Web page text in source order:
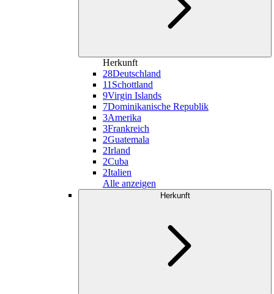
Herkunft
28Deutschland
11 Schottland
9Virgin Islands
7Dominikanische Republik
3Amerika
3Frankreich
2Guatemala
2Irland
2Cuba
2Italien
Alle anzeigen
Herkunft